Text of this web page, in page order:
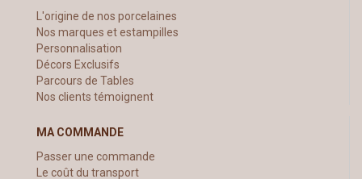
L'origine de nos porcelaines
Nos marques et estampilles
Personnalisation
Décors Exclusifs
Parcours de Tables
Nos clients témoignent
MA COMMANDE
Passer une commande
Le coût du transport